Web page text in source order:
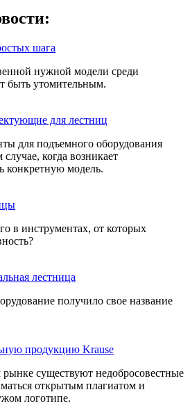
шага
нужной модели среди
быть утомительным.
для лестниц
для подъемного оборудования
когда возникает
конкретную модель.
в инструментах, от которых
лестница
получило свое название
продукцию Krause
существуют недобросовестные
открытым плагиатом и
логотипе.